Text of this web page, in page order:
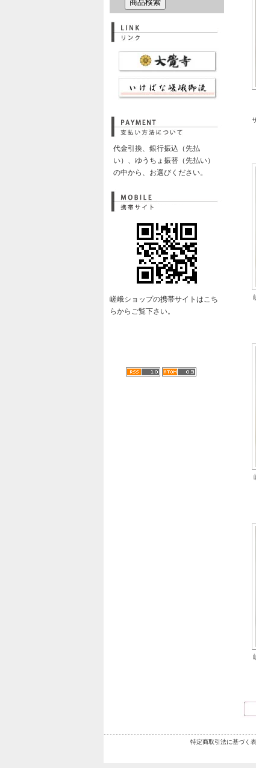
代金引換、銀行振込（先払
い）、ゆうちょ振替（先払い）
の中から、お選びください。
嵯峨ショップの携帯サイトはこち
らからご覧下さい。
特定商取引法に基づく